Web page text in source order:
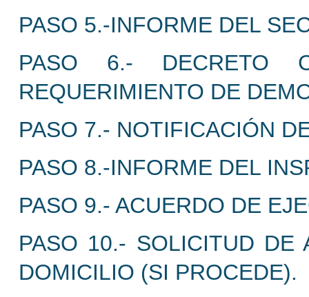
PASO 5.-INFORME DEL
PASO 6.- DECRETO
REQUERIMIENTO DE
PASO 7.- NOTIFICACIÓN
PASO 8.-INFORME DEL
PASO 9.- ACUERDO DE
PASO 10.- SOLICITUD DE
DOMICILIO (SI PROCEDE).